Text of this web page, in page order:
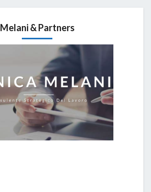
Melani & Partners